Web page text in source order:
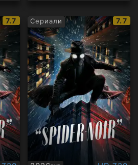
IMDb
рейтинг:
7.7 Сериали
IMDb
7.7